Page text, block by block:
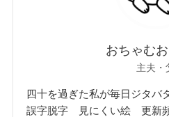
おちゃむ
主夫・
四十を過ぎた私が毎日ジタバ
誤字脱字 見にくい絵 更新